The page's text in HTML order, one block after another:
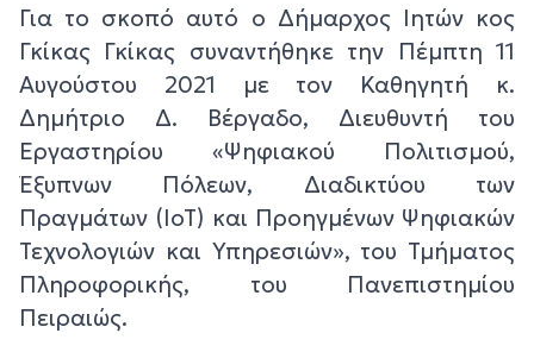
Για το σκοπό αυτό ο Δήμαρχος Ιητών κος
Γκίκας Γκίκας συναντήθηκε την Πέμπτη 11
Αυγούστου 2021 με τον Καθηγητή κ.
Δημήτριο Δ. Βέργαδο, Διευθυντή του
Εργαστηρίου «Ψηφιακού Πολιτισμού,
Έξυπνων Πόλεων, Διαδικτύου των
Πραγμάτων (ΙοΤ) και Προηγμένων Ψηφιακών
Τεχνολογιών και Υπηρεσιών», του Τμήματος
Πληροφορικής, του Πανεπιστημίου
Πειραιώς.